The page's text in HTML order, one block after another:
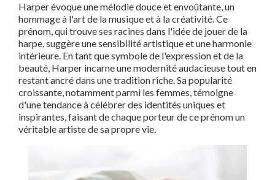
Harper évoque une mélodie douce et envoûtante, un
hommage à l'art de la musique et à la créativité. Ce
prénom, qui trouve ses racines dans l'idée de jouer de la
harpe, suggère une sensibilité artistique et une harmonie
intérieure. En tant que symbole de l'expression et de la
beauté, Harper incarne une modernité audacieuse tout en
restant ancré dans une tradition riche. Sa popularité
croissante, notamment parmi les femmes, témoigne
d'une tendance à célébrer des identités uniques et
inspirantes, faisant de chaque porteur de ce prénom un
véritable artiste de sa propre vie.